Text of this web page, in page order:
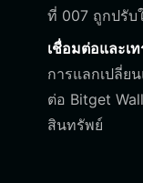
ที่ 007 ถูกปรับ
เชื่อมต่อและเ
การแลกเปลี่ย
ต่อ Bitget
สินทรัพย์